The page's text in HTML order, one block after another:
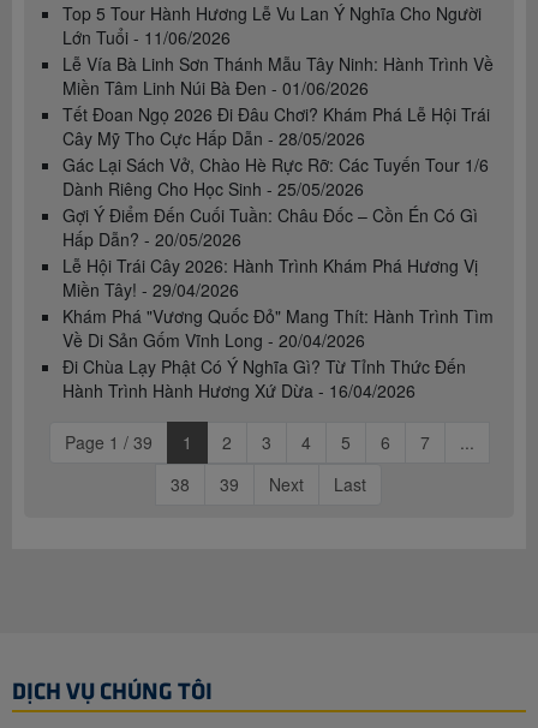
Top 5 Tour Hành Hương Lễ Vu Lan Ý Nghĩa Cho Người
Lớn Tuổi - 11/06/2026
Lễ Vía Bà Linh Sơn Thánh Mẫu Tây Ninh: Hành Trình Về
Miền Tâm Linh Núi Bà Đen - 01/06/2026
Tết Đoan Ngọ 2026 Đi Đâu Chơi? Khám Phá Lễ Hội Trái
Cây Mỹ Tho Cực Hấp Dẫn - 28/05/2026
Gác Lại Sách Vở, Chào Hè Rực Rỡ: Các Tuyến Tour 1/6
Dành Riêng Cho Học Sinh - 25/05/2026
Gợi Ý Điểm Đến Cuối Tuần: Châu Đốc – Cồn Én Có Gì
Hấp Dẫn? - 20/05/2026
Lễ Hội Trái Cây 2026: Hành Trình Khám Phá Hương Vị
Miền Tây! - 29/04/2026
Khám Phá "Vương Quốc Đỏ" Mang Thít: Hành Trình Tìm
Về Di Sản Gốm Vĩnh Long - 20/04/2026
Đi Chùa Lạy Phật Có Ý Nghĩa Gì? Từ Tỉnh Thức Đến
Hành Trình Hành Hương Xứ Dừa - 16/04/2026
Page 1 / 39 1 2 3 4 5 6 7
...
38
39 Next Last
DỊCH VỤ CHÚNG TÔI